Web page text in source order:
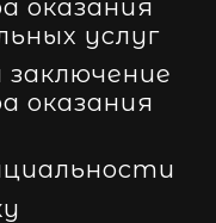
оказания
услуг
оказания